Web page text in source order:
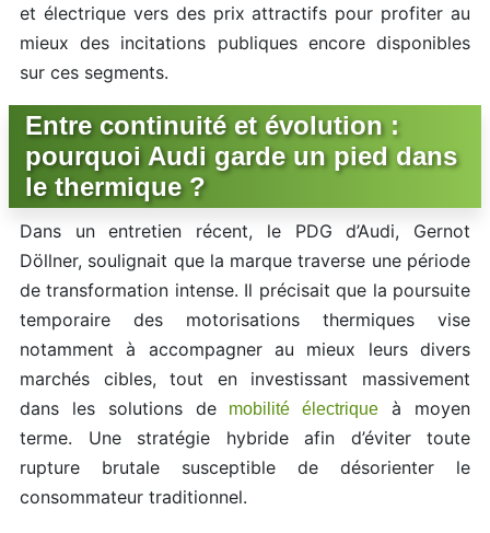
et électrique vers des prix attractifs pour profiter au
mieux des incitations publiques encore disponibles
sur ces segments.
Entre continuité et évolution :
pourquoi Audi garde un pied dans
le thermique ?
Dans un entretien récent, le PDG d’Audi, Gernot
Döllner, soulignait que la marque traverse une période
de transformation intense. Il précisait que la poursuite
temporaire des motorisations thermiques vise
notamment à accompagner au mieux leurs divers
marchés cibles, tout en investissant massivement
dans les solutions de
mobilité électrique
à moyen
terme. Une stratégie hybride afin d’éviter toute
rupture brutale susceptible de désorienter le
consommateur traditionnel.